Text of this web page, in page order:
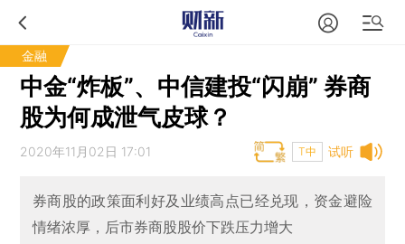
金融
中金“炸板”、中信建投“闪崩” 券商
股为何成泄气皮球？
试听
2020年11月02日 17:01 T中
券商股的政策面利好及业绩高点已经兑现，资金避险
情绪浓厚，后市券商股股价下跌压力增大